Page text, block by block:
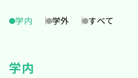
学内 学外 すべて
学内